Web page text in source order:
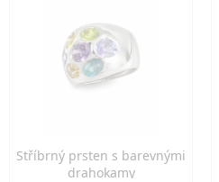
Stříbrný prsten s barevnými
drahokamy